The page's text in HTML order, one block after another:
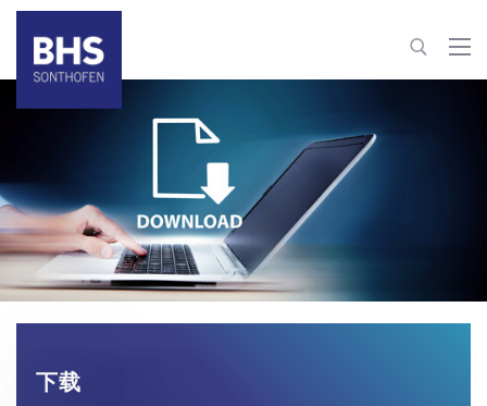
info@bhs-sonthofen.cn
联系信息
下载